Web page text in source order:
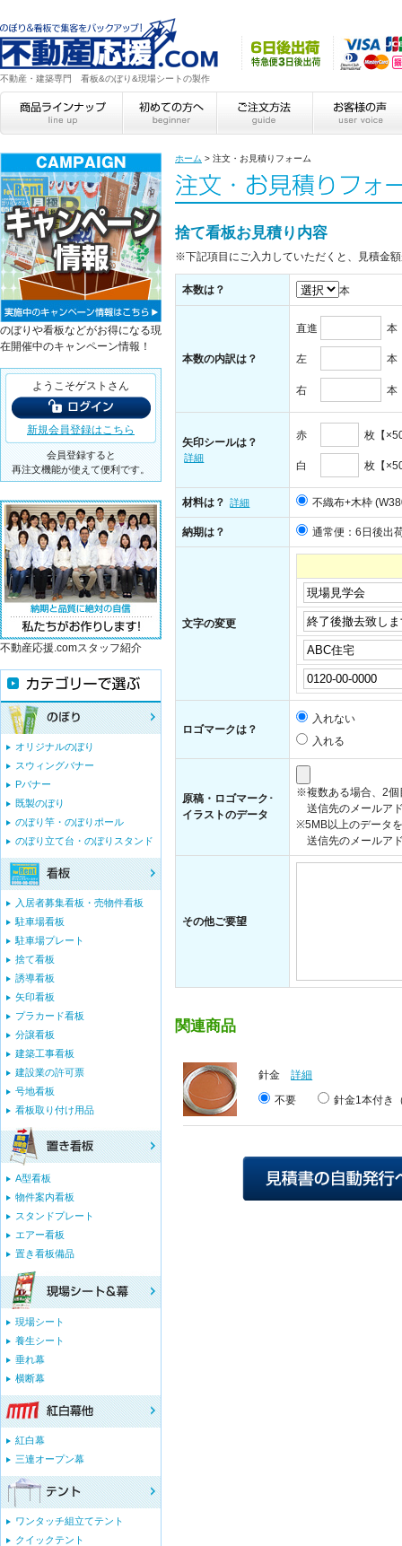
不動産・建築専門 看板&のぼり&現場シートの製作
ホーム > 注文・お見積りフォーム
捨て看板お見積り内容
※下記項目にご入力していただくと、見積金
本数は？ 本
本数の内訳は？
直進 本
左 本
右 本
矢印シールは？
詳細
赤 枚【
白 枚【
材料は？ 詳細 不織布+木枠
納期は？ 通常便：6日後出
文字の変更
ロゴマークは？
入れない
入れる
原稿・ロゴマーク･
イラストのデータ
※複数ある場合、2個
送信先のメールア
※5MB以上のデータ
送信先のメールア
その他ご要望
関連商品
針金
詳細
不要
針金1本付き
のぼりや看板などがお得になる現
在開催中のキャンペーン情報！
ようこそゲストさん
新規会員登録はこちら
会員登録すると
再注文機能が使えて便利です。
不動産応援.comスタッフ紹介
オリジナルのぼり
スウィングバナー
Pバナー
既製のぼり
のぼり竿・のぼりポール
のぼり立て台・のぼりスタンド
入居者募集看板・売物件看板
駐車場看板
駐車場プレート
捨て看板
誘導看板
矢印看板
プラカード看板
分譲看板
建築工事看板
建設業の許可票
号地看板
看板取り付け用品
A型看板
物件案内看板
スタンドプレート
エアー看板
置き看板備品
現場シート
養生シート
垂れ幕
横断幕
紅白幕
三連オープン幕
ワンタッチ組立てテント
クイックテント